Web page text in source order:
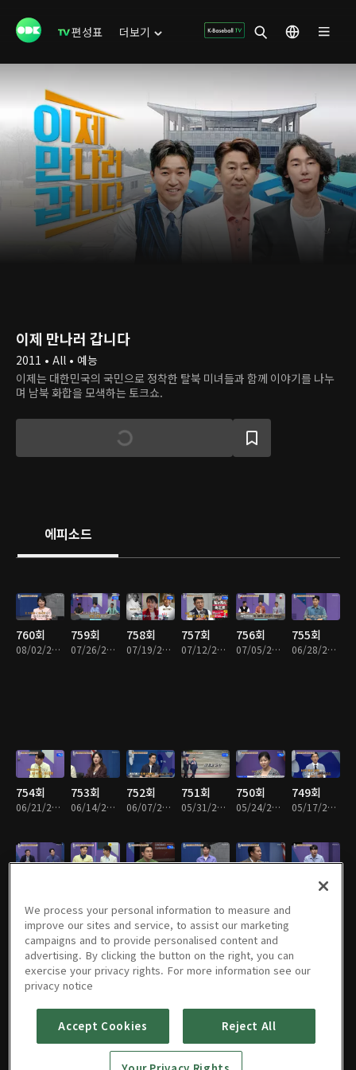
편성표 더보기
이제 만나러 갑니다
2011 • All • 예능
이제는 대한민국의 국민으로 정착한 탈북 미녀들과 함께 이야기를 나누
며 남북 화합을 모색하는 토크쇼.
에피소드
760회
08/02/2026 • 1시간 25분
759회
07/26/2026 • 1시간 23분
758회
07/19/2026 • 1시간 27분
757회
07/12/2026 • 1시간 24분
756회
07/05/2026 • 1시간 25분
755회
06/28/2026 • 1시간 24분
754회
06/21/2026 • 1시간 23분
753회
06/14/2026 • 1시간 25분
752회
06/07/2026 • 1시간 31분
751회
05/31/2026 • 1시간 24분
750회
05/24/2026 • 1시간 37분
749회
05/17/2026 • 1시간 25분
743회
742회
03/29/2026 • 1시간 25분
741회 740회 739회 738회 737회
We process your personal information to measure and
improve our sites and service, to assist our marketing
campaigns and to provide personalised content and
advertising. By clicking the button on the right, you can
exercise your privacy rights. For more information see our
privacy notice
Accept Cookies Reject All